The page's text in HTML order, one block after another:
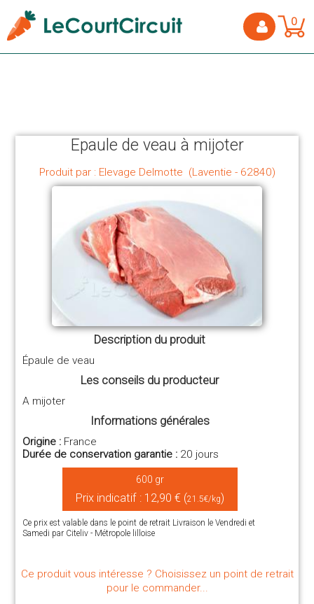
0
Epaule de veau à mijoter
Produit par : Elevage Delmotte (Laventie - 62840)
Description du produit
Épaule de veau
Les conseils du producteur
A mijoter
Informations générales
Origine : France
Durée de conservation garantie : 20 jours
600 gr
Prix indicatif : 12,90 € (21.5€/kg)
Ce prix est valable dans le point de retrait Livraison le Vendredi et
Samedi par Citeliv - Métropole lilloise
Ce produit vous intéresse ? Choisissez un point de retrait
pour le commander...